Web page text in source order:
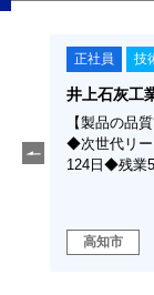
正社員 技
井上石灰工
【製品の品
◆次世代リ
124日◆残業
高知市